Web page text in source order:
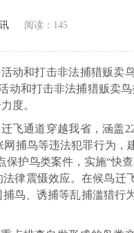
阅读：145
动和打击非法捕猎贩卖
动和打击非法捕猎贩卖
度。
飞通道穿越我省，涵盖
捕鸟等违法犯罪行为，
护鸟类案件，实施“快
律震慑效应。在候鸟迁
鸟、诱捕等乱捕滥猎行